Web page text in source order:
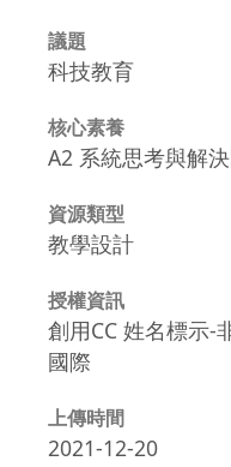
議題
科技教育
核心素養
A2 系統思考與解
資源類型
教學設計
授權資訊
創用CC 姓名標示-
國際
上傳時間
2021-12-20